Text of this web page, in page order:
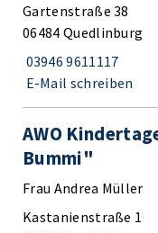
Gartenstraße 38
06484 Quedlinburg
03946 9611117
E-Mail schreiben
AWO
Bummi"
Frau Andrea Müller
Kastanienstraße 1